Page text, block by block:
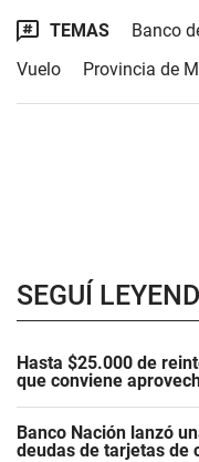
TEMAS Banco
Vuelo
Provincia de
SEGUÍ
Hasta $25.000 de
que conviene
Banco Nación lanzó
deudas de tarjetas de